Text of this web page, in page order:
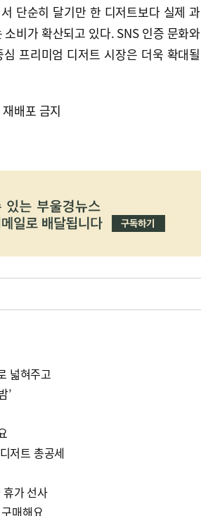
단순히 달기만 한 디저트보다 실제 과
비가 확산되고 있다. SNS 인증 문화와
프리미엄 디저트 시장은 더욱 확대될
배포 금지
넓혀주고
’
저트 총공세
가 선사
매해요